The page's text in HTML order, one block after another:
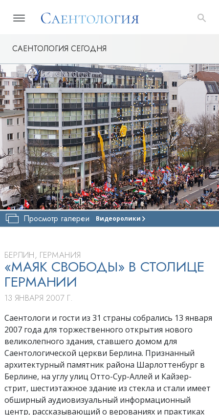
САЕНТОЛОГИЯ СЕГОДНЯ
Просмотр галереи Видеоролики
ЦЕРКОВЬ
ТУР
БЕРЛИН, ГЕРМАНИЯ
«МАЯК СВОБОДЫ» В СТОЛИЦЕ
ГЕРМАНИИ
13 ЯНВАРЯ 2007 Г.
Саентологи и гости из 31 страны собрались 13 января
2007 года для торжественного открытия нового
великолепного здания, ставшего домом для
Саентологической церкви Берлина. Признанный
архитектурный памятник района Шарлоттенбург в
Берлине, на углу улиц Отто-Сур-Аллей и Кайзер-
стрит, шестиэтажное здание из стекла и стали имеет
обширный аудиовизуальный информационный
центр, рассказывающий о верованиях и практиках